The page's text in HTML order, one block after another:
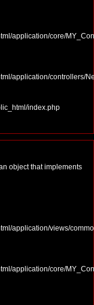
application/core/
application/controllers/
index.php
object that implements
application/views/
application/core/